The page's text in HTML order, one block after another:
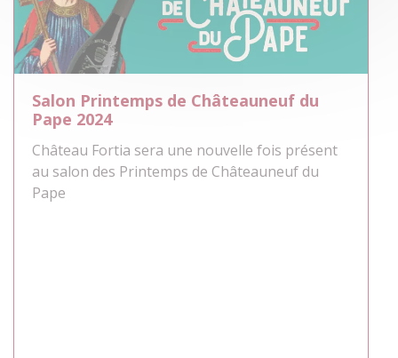
Salon Printemps de Châteauneuf du
Pape 2024
Château Fortia sera une nouvelle fois présent
au salon des Printemps de Châteauneuf du
Pape